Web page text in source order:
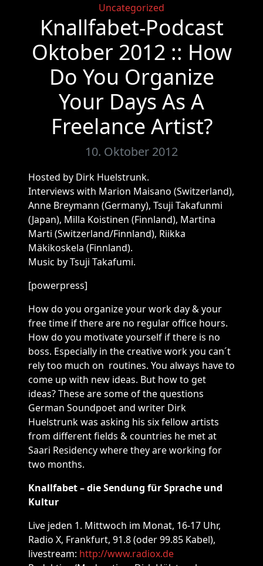
Categories
Uncategorized
Knallfabet-Podcast
Oktober 2012 :: How
Do You Organize
Your Days As A
Freelance Artist?
10. Oktober 2012
Hosted by Dirk Huelstrunk.
Interviews with Marion Maisano (Switzerland),
Anne Breymann (Germany), Tsuji Takafunmi
(Japan), Milla Koistinen (Finnland), Martina
Marti (Switzerland/Finnland), Riikka
Mäkikoskela (Finnland).
Music by Tsuji Takafumi.
[powerpress]
How do you organize your work day & your
free time if there are no regular office hours.
How do you motivate yourself if there is no
boss. Especially in the creative work you can´t
rely too much on routines. You always have to
come up with new ideas. But how to get
ideas? These are some of the questions
German Soundpoet and writer Dirk
Huelstrunk was asking his six fellow artists
from different fields & countries he met at
Saari Residency where they are working for
two months.
Knallfabet – die Sendung für Sprache und
Kultur
Live jeden 1. Mittwoch im Monat, 16-17 Uhr,
Radio X, Frankfurt, 91.8 (oder 99.85 Kabel),
livestream: http://www.radiox.de